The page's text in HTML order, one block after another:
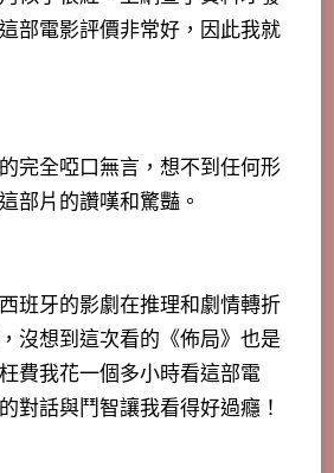
部電影評價非常好，因此我就
完全啞口無言，想不到任何形
部片的讚嘆和驚豔。
班牙的影劇在推理和劇情轉折
沒想到這次看的《佈局》也是
費我花一個多小時看這部電
對話與鬥智讓我看得好過癮！